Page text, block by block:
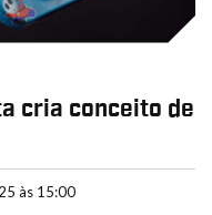
cria conceito de
às 15:00